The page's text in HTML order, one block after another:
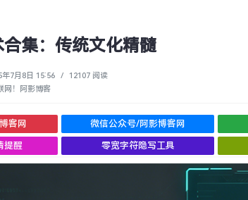
集：传统文化精髓
年7月8日 15:56 /
12107 阅读
网！阿影博客
客网 微信公众号/阿影博客网
提醒 零宽字符隐写工具